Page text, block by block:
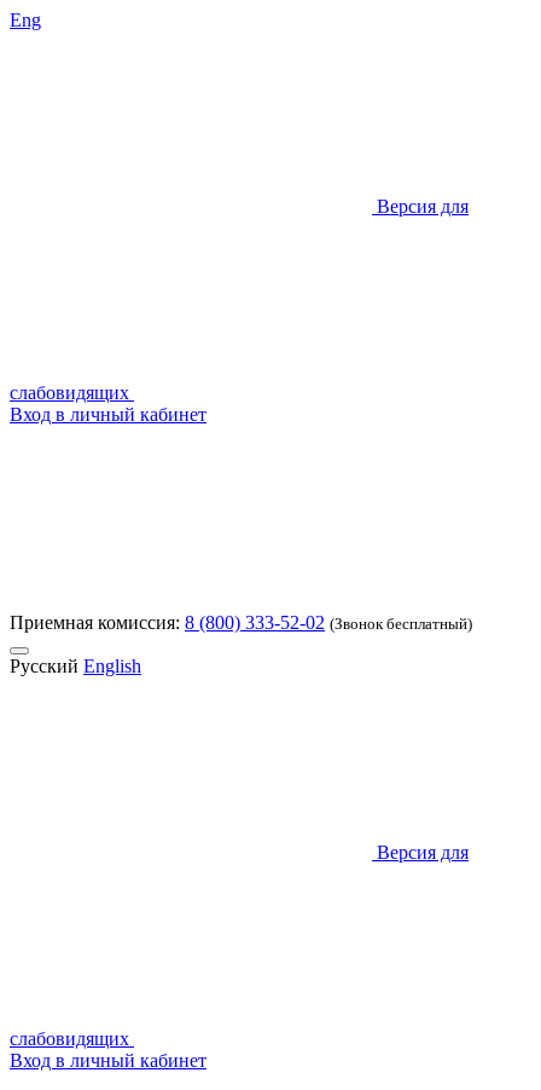
Eng
Версия для
слабовидящих
Вход в личный кабинет
Приемная комиссия: 8 (800) 333-52-02 (Звонок бесплатный)
Русский English
Версия для
слабовидящих
Вход в личный кабинет